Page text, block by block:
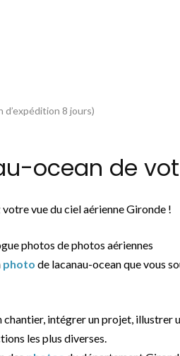
8 jours)
ocean de
vue du ciel aérienne Gironde !
photos de photos aériennes
photo de lacanau-ocean que vous
chantier, intégrer un projet,
les plus diverses.